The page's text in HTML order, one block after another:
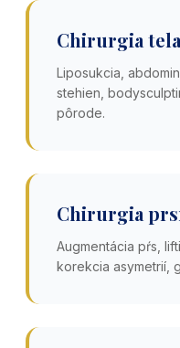
Chirurgia tela
Liposukcia,
stehien,
pôrode.
Chirurgia
Augmentácia pŕs,
korekcia asymetrií,